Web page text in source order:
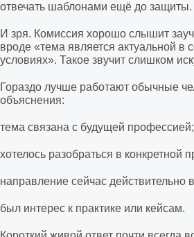
отвечать шаблонами ещё до защиты.
И зря. Комиссия хорошо слышит
вроде «тема является актуальной в
условиях». Такое звучит слишком
Гораздо лучше работают обычные
объяснения:
тема связана с будущей профессией;
хотелось разобраться в конкретной
направление сейчас действительно
был интерес к практике или кейсам.